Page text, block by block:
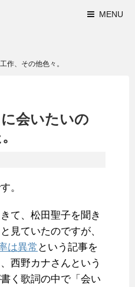
MENU
作、その他色々。
会いたいの
。
て、松田聖子を聞き
見ていたのですが、
は異常 という記事を
西野カナさんという
く歌詞の中で「会い